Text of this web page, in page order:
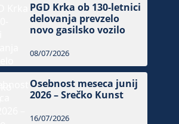
PGD Krka ob 130-letnici
delovanja prevzelo
novo gasilsko vozilo
08/07/2026
Osebnost meseca junij
2026 – Srečko Kunst
16/07/2026